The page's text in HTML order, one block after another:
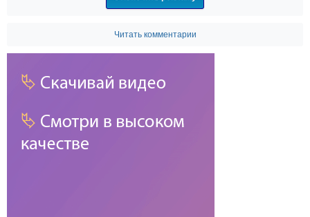
Читать комментарии